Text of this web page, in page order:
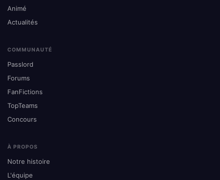
Animé
Actualités
COMMUNAUTÉ
Passlord
Forums
FanFictions
TopTeams
Concours
À PROPOS
Notre histoire
L'équipe